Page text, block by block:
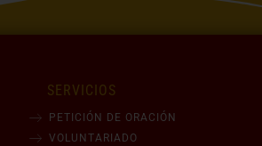
SERVICIOS
PETICIÓN DE ORACIÓN
VOLUNTARIADO